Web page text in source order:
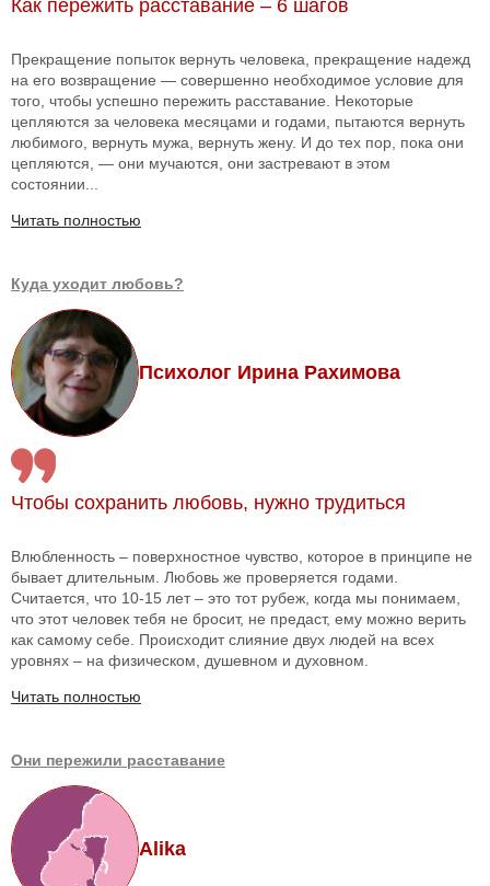
Как пережить расставание – 6 шагов
Прекращение попыток вернуть человека, прекращение надежд
на его возвращение — совершенно необходимое условие для
того, чтобы успешно пережить расставание. Некоторые
цепляются за человека месяцами и годами, пытаются вернуть
любимого, вернуть мужа, вернуть жену. И до тех пор, пока они
цепляются, — они мучаются, они застревают в этом
состоянии...
Читать полностью
Куда уходит любовь?
Психолог Ирина Рахимова
Чтобы сохранить любовь, нужно трудиться
Влюбленность – поверхностное чувство, которое в принципе не
бывает длительным. Любовь же проверяется годами.
Считается, что 10-15 лет – это тот рубеж, когда мы понимаем,
что этот человек тебя не бросит, не предаст, ему можно верить
как самому себе. Происходит слияние двух людей на всех
уровнях – на физическом, душевном и духовном.
Читать полностью
Они пережили расставание
Alika